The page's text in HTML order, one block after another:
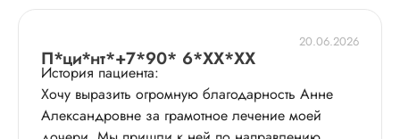
20.06.2026
П*ци*нт*+7*90* 6*XX*XX
История пациента:
Хочу выразить огромную благодарность Анне
Александровне за грамотное лечение моей